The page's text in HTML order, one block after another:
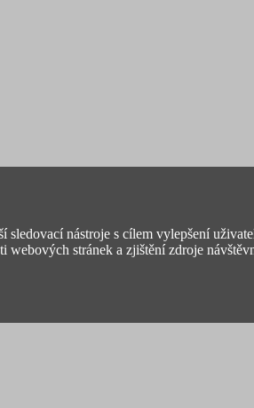
nástroje s cílem vylepšení
webových stránek a zjištění zdroje